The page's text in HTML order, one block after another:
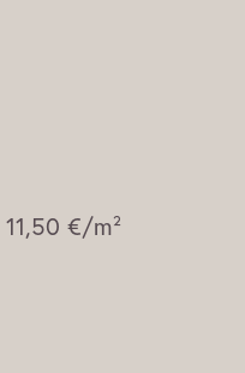
11,50 €/m²